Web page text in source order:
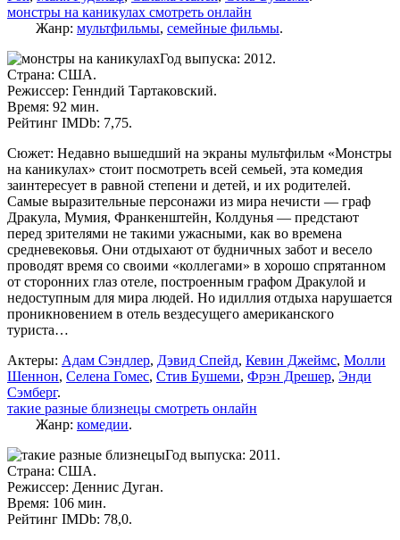
монстры на каникулах смотреть онлайн
Жанр: мультфильмы, семейные фильмы.
Год выпуска: 2012.
Страна: США.
Режиссер: Генндий Тартаковский.
Время: 92 мин.
Рейтинг IMDb: 7,75.
Сюжет: Недавно вышедший на экраны мультфильм «Монстры
на каникулах» стоит посмотреть всей семьей, эта комедия
заинтересует в равной степени и детей, и их родителей.
Самые выразительные персонажи из мира нечисти — граф
Дракула, Мумия, Франкенштейн, Колдунья — предстают
перед зрителями не такими ужасными, как во времена
средневековья. Они отдыхают от будничных забот и весело
проводят время со своими «коллегами» в хорошо спрятанном
от сторонних глаз отеле, построенным графом Дракулой и
недоступным для мира людей. Но идиллия отдыха нарушается
проникновением в отель вездесущего американского
туриста…
Актеры: Адам Сэндлер, Дэвид Спейд, Кевин Джеймс, Молли
Шеннон, Селена Гомес, Стив Бушеми, Фрэн Дрешер, Энди
Сэмберг.
такие разные близнецы смотреть онлайн
Жанр: комедии.
Год выпуска: 2011.
Страна: США.
Режиссер: Деннис Дуган.
Время: 106 мин.
Рейтинг IMDb: 78,0.